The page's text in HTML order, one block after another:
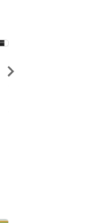
Mykaiomsss amador